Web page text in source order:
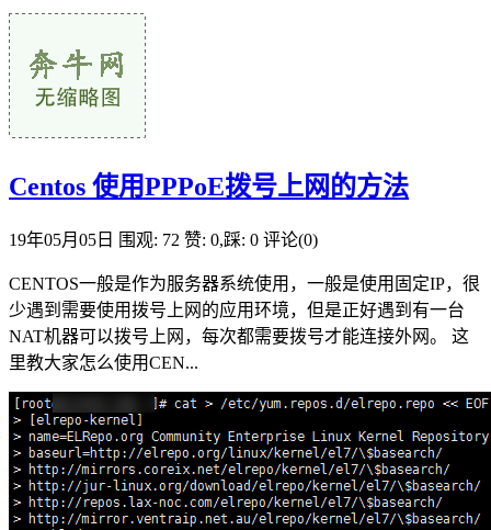
Centos 使用PPPoE拨号上网的方法
19年05月05日 围观: 72 赞: 0,踩: 0 评论(0)
CENTOS一般是作为服务器系统使用，一般是使用固定IP，很
少遇到需要使用拨号上网的应用环境，但是正好遇到有一台
NAT机器可以拨号上网，每次都需要拨号才能连接外网。 这
里教大家怎么使用CEN...